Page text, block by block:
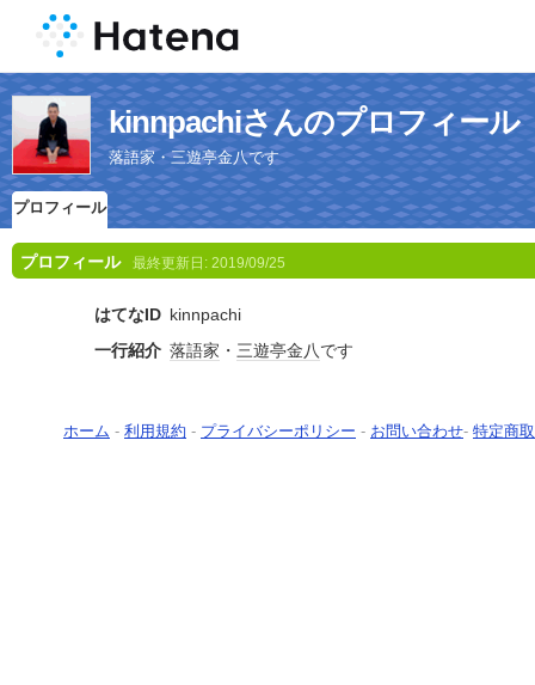
kinnpachiさんのプロフィール
落語家・三遊亭金八です
プロフィール
プロフィール 最終更新日: 2019/09/25
はてなID kinnpachi
一行紹介 落語家 ・ 三遊亭金八です
ホーム - 利用規約 - プライバシーポリシー - お問い合わせ- 特定商